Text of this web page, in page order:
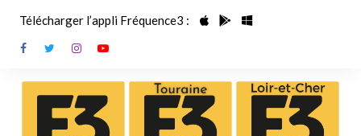
contenu
Télécharger l’appli Fréquence3 :